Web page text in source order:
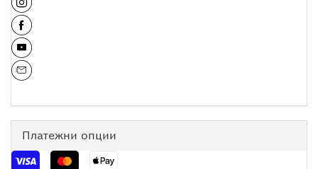
Платежни опции